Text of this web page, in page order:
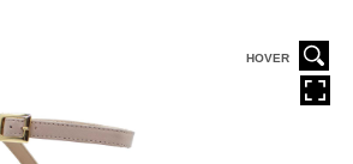
HOVER
HOVER
HOVER